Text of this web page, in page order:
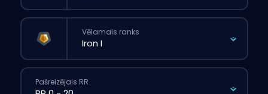
Vēlamais ranks
Pašreizējais RR